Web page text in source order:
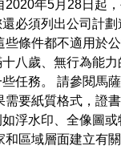
2020年5月28日起
必須列出公司計
些條件都不適用於
八歲、無行為能
任務。 請參閱馬
需要紙質格式，證
浮水印、全像圖
和區域層面建立有